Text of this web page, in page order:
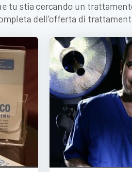
tu stia cercando un
dell'offerta di